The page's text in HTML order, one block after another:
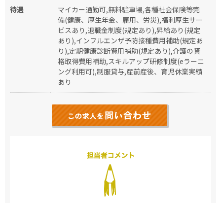
待遇
マイカー通勤可,無料駐車場,各種社会保険等完
備(健康、厚生年金、雇用、労災),福利厚生サー
ビスあり,退職金制度(規定あり),昇給あり(規定
あり),インフルエンザ予防接種費用補助(規定あ
り),定期健康診断費用補助(規定あり),介護の資
格取得費用補助,スキルアップ研修制度(eラーニ
ング利用可),制服貸与,産前産後、育児休業実績
あり